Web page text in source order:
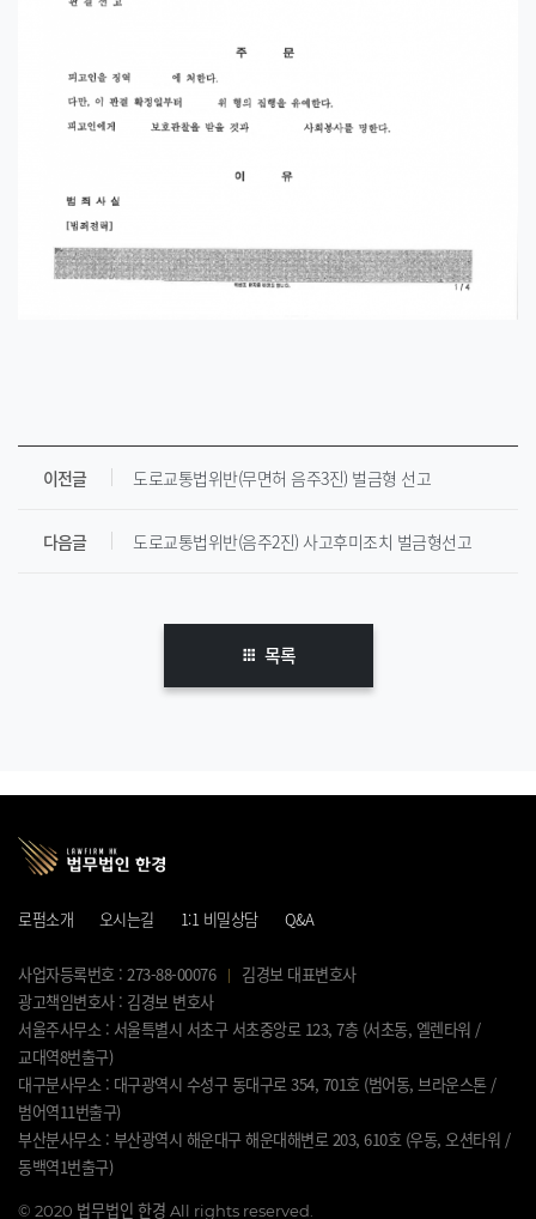
이전글 도로교통법위반(무면허 음주3진) 벌금형 선고
다음글 도로교통법위반(음주2진) 사고후미조치 벌금형선고
목록
로펌소개 오시는길 1:1 비밀상담 Q&A
사업자등록번호 : 273-88-00076
김경보 대표변호사
광고책임변호사 : 김경보 변호사
서울주사무소 : 서울특별시 서초구 서초중앙로 123, 7층 (서초동, 엘렌타워 /
교대역8번출구)
대구분사무소 : 대구광역시 수성구 동대구로 354, 701호 (범어동, 브라운스톤 /
범어역11번출구)
부산분사무소 : 부산광역시 해운대구 해운대해변로 203, 610호 (우동, 오션타워 /
동백역1번출구)
© 2020 법무법인 한경 All rights reserved.